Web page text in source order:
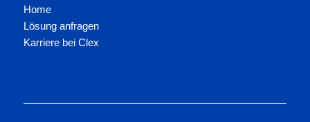
Home
Lösung anfragen
Karriere bei Clex